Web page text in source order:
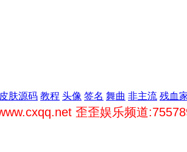
皮肤源码 教程 头像 签名 舞曲 非主流 残血
歪歪娱乐频道:755789 家族审